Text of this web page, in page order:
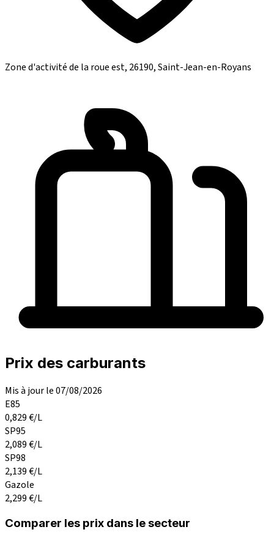
Zone d'activité de la roue est, 26190, Saint-Jean-en-Royans
Prix des carburants
Mis à jour le 07/08/2026
E85
0,829€/L
SP95
2,089€/L
SP98
2,139€/L
Gazole
2,299€/L
Comparer les prix dans le secteur